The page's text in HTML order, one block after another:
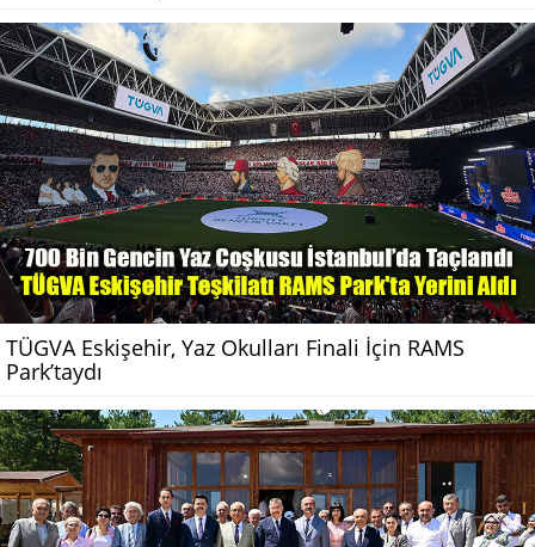
TÜGVA Eskişehir, Yaz Okulları Finali İçin RAMS
Park’taydı